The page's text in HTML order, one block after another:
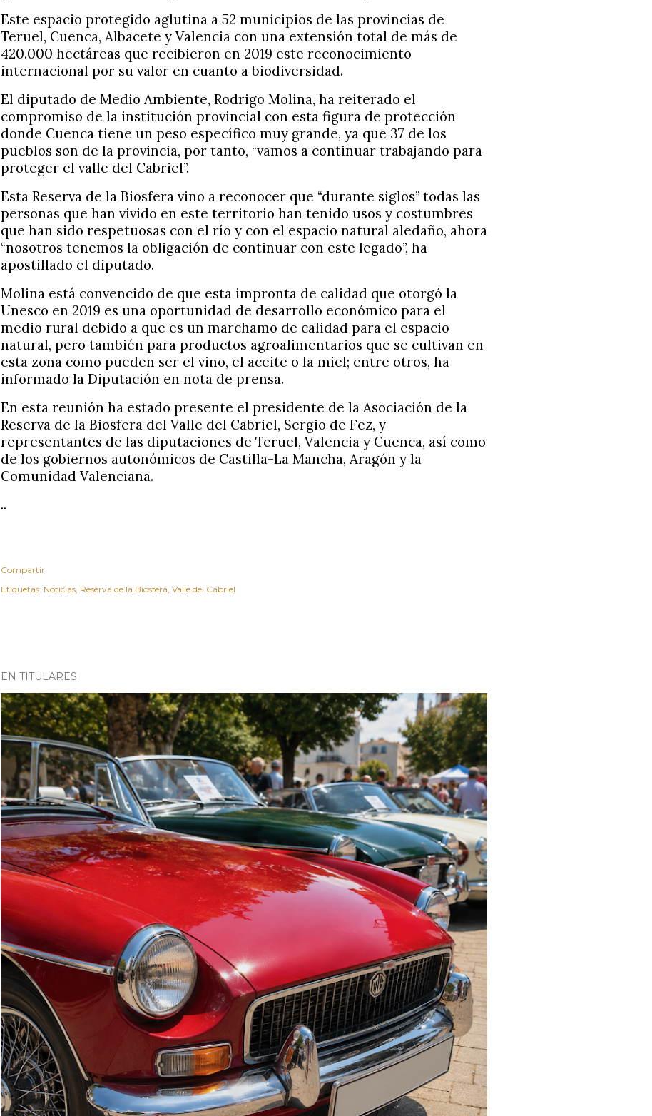
Este espacio protegido aglutina a 52 municipios de las provincias de
Teruel, Cuenca, Albacete y Valencia con una extensión total de más de
420.000 hectáreas que recibieron en 2019 este reconocimiento
internacional por su valor en cuanto a biodiversidad.
El diputado de Medio Ambiente, Rodrigo Molina, ha reiterado el
compromiso de la institución provincial con esta figura de protección
donde Cuenca tiene un peso específico muy grande, ya que 37 de los
pueblos son de la provincia, por tanto, “vamos a continuar trabajando para
proteger el valle del Cabriel”.
Esta Reserva de la Biosfera vino a reconocer que “durante siglos” todas las
personas que han vivido en este territorio han tenido usos y costumbres
que han sido respetuosas con el río y con el espacio natural aledaño, ahora
“nosotros tenemos la obligación de continuar con este legado”, ha
apostillado el diputado.
Molina está convencido de que esta impronta de calidad que otorgó la
Unesco en 2019 es una oportunidad de desarrollo económico para el
medio rural debido a que es un marchamo de calidad para el espacio
natural, pero también para productos agroalimentarios que se cultivan en
esta zona como pueden ser el vino, el aceite o la miel; entre otros, ha
informado la Diputación en nota de prensa.
En esta reunión ha estado presente el presidente de la Asociación de la
Reserva de la Biosfera del Valle del Cabriel, Sergio de Fez, y
representantes de las diputaciones de Teruel, Valencia y Cuenca, así como
de los gobiernos autonómicos de Castilla-La Mancha, Aragón y la
Comunidad Valenciana.
..
Compartir
Etiquetas: Noticias Reserva de la Biosfera Valle del Cabriel
EN TITULARES